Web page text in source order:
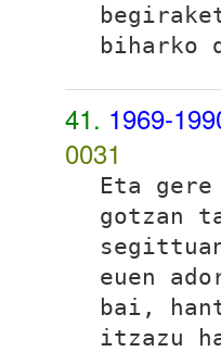
biharko
41. 1969-
0031
Eta
gotzan
euen
bai,
itzazu